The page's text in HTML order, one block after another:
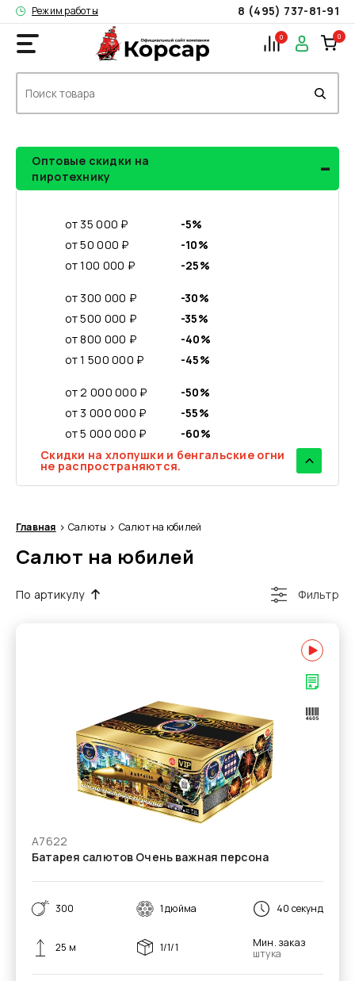
Режим работы 8 (495) 737-81-91
0 0
Оптовые скидки на
пиротехнику
-
от 35 000 ₽
-5%
от 50 000 ₽
-10%
от 100 000 ₽
-25%
от 300 000 ₽
-30%
от 500 000 ₽
-35%
от 800 000 ₽
-40%
от 1 500 000 ₽
-45%
от 2 000 000 ₽
-50%
от 3 000 000 ₽
-55%
от 5 000 000 ₽
-60%
Скидки на хлопушки и бенгальские огни
не распространяются.
Главная Салюты Салют на юбилей
Салют на юбилей
По артикулу Фильтр
А7622
Батарея салютов Очень важная персона
300 1 дюйма 40 секунд
25 м 1/1/1
Мин. заказ
штука